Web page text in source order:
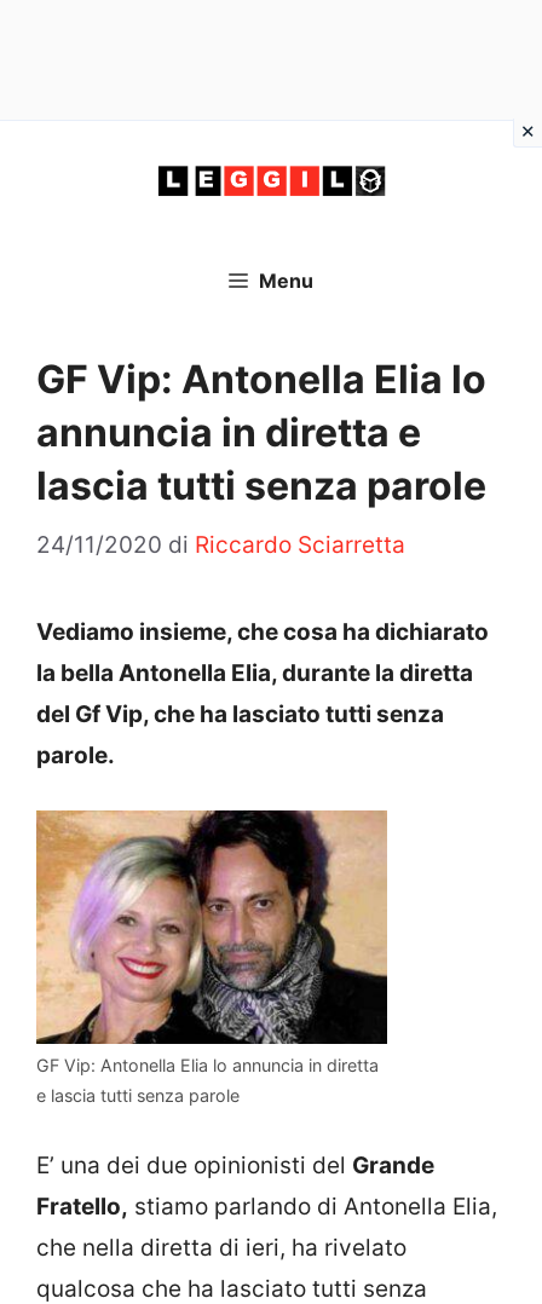
Menu
GF Vip: Antonella Elia lo
annuncia in diretta e
lascia tutti senza parole
24/11/2020 di Riccardo Sciarretta
Vediamo insieme, che cosa ha dichiarato
la bella Antonella Elia, durante la diretta
del Gf Vip, che ha lasciato tutti senza
parole.
GF Vip: Antonella Elia lo annuncia in diretta
e lascia tutti senza parole
E’ una dei due opinionisti del Grande
Fratello, stiamo parlando di Antonella Elia,
che nella diretta di ieri, ha rivelato
qualcosa che ha lasciato tutti senza